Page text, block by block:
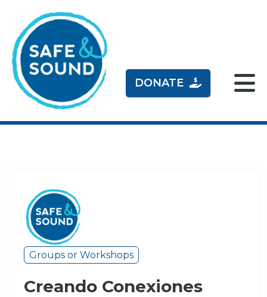
DONATE
Groups or Workshops
Creando Conexiones